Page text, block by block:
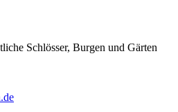
Schlösser, Burgen und Gärten